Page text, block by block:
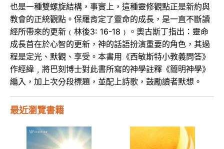
也是一種雙螺旋結構，事實上，這種靈修觀點正是新約與
教會的正統觀點。保羅肯定了靈命的成長，是一直不斷讀
經所帶來的更新﹙林後3: 16-18﹚。奧古斯丁指出：靈命
成長首在於心智的更新，神的話語扮演重要的角色，其過
程是定光、默觀、享受。本書用《西敏斯特小教義問答》
作經緯﹐將巴刻博士對此書所寫的神學註釋《簡明神學》
編入，加上次分段標題，並配上詩歌，鼓勵讀者默想。
最近瀏覽書籍